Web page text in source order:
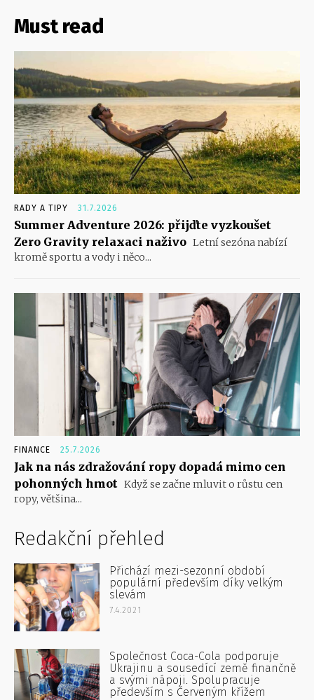
Must read
RADY A TIPY 31.7.2026
Summer Adventure 2026: přijďte vyzkoušet
Zero Gravity relaxaci naživo Letní sezóna nabízí
kromě sportu a vody i něco...
FINANCE 25.7.2026
Jak na nás zdražování ropy dopadá mimo cen
pohonných hmot Když se začne mluvit o růstu cen
ropy, většina...
Redakční přehled
Přichází mezi-sezonní období
populární především díky velkým
slevám
7.4.2021
Společnost Coca-Cola podporuje
Ukrajinu a sousedící země finančně
a svými nápoji. Spolupracuje
především s Červeným křížem